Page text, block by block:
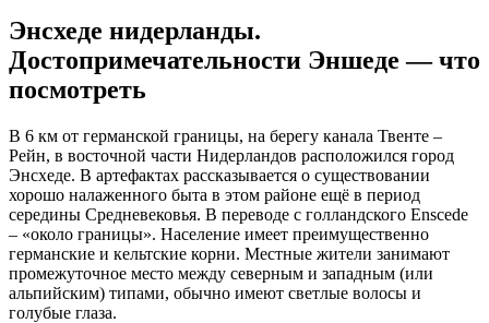
Энсхеде нидерланды.
Достопримечательности Эншеде — что
посмотреть
В 6 км от германской границы, на берегу канала Твенте –
Рейн, в восточной части Нидерландов расположился город
Энсхеде. В артефактах рассказывается о существовании
хорошо налаженного быта в этом районе ещё в период
середины Средневековья. В переводе с голландского Enscede
– «около границы». Население имеет преимущественно
германские и кельтские корни. Местные жители занимают
промежуточное место между северным и западным (или
альпийским) типами, обычно имеют светлые волосы и
голубые глаза.